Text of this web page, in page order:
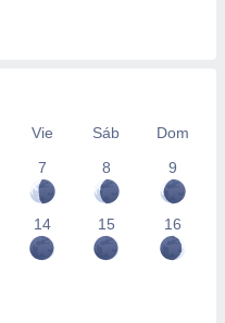
Vie Sáb
Dom
7 8 9
14 15 16